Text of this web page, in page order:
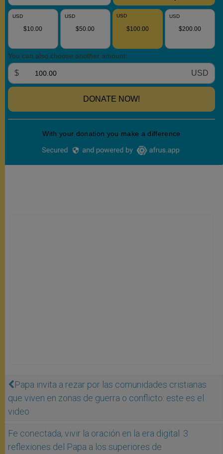
Papa invita a rezar por las comunidades cristianas
que viven en zonas de guerra o conflicto: este es el
video
Fe conectada, vivir la oración en la era digital: 3
reflexiones del Papa a los superiores de